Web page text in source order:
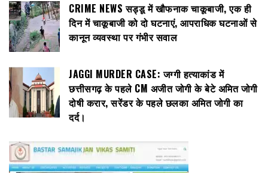
CRIME NEWS सड्डू में खौफनाक चाकूबाजी, एक ही
दिन में चाकूबाजी को दो घटनाएं, आपराधिक घटनाओं से
कानून व्यवस्था पर गंभीर सवाल
JAGGI MURDER CASE: जग्गी हत्याकांड में
छत्तीसगढ़ के पहले CM अजीत जोगी के बेटे अमित जोगी
दोषी करार, सरेंडर के पहले छलका अमित जोगी का
दर्द।